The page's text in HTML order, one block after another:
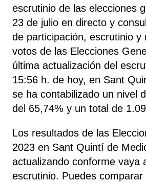
escrutinio de las elecciones
23 de julio en directo y
de participación, escrutinio y
votos de las Elecciones
última actualización del
15:56 h. de hoy, en Sant
se ha contabilizado un nivel
del 65,74% y un total de
Los resultados de las
2023 en Sant Quintí de
actualizando conforme vaya
escrutinio. Puedes